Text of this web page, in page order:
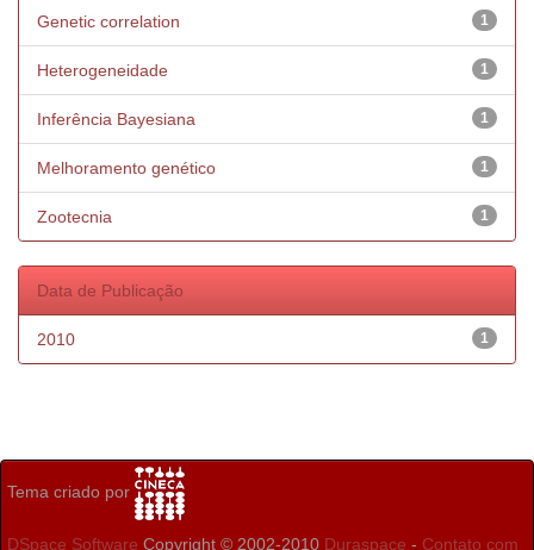
1
Genetic correlation
1
Heterogeneidade
1
Inferência Bayesiana
1
Melhoramento genético
1
Zootecnia
Data de Publicação
1
2010
Tema criado por
DSpace Software Copyright © 2002-2010 Duraspace - Contato com